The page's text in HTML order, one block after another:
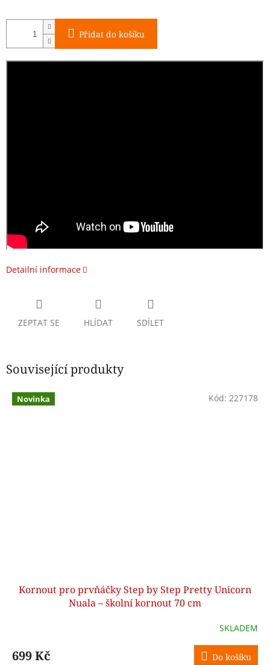
Přidat do košíku
Detailní informace
ZEPTAT SE HLÍDAT SDÍLET
Související produkty
Novinka
Kornout pro prvňáčky Step by Step Pretty Unicorn
Nuala – školní kornout 70 cm
SKLADEM
699 Kč Do košíku
Kód: 227178